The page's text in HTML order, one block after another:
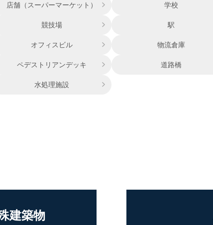
店舗（スーパーマーケット） 学校
競技場 駅
オフィスビル 物流倉庫
ペデストリアンデッキ 道路橋
水処理施設
建築物